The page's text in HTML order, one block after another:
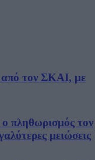
από τον ΣΚΑΙ, με
πληθωρισμός τον
μειώσεις